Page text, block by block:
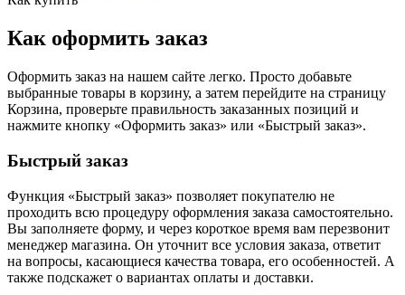
Как оформить заказ
Оформить заказ на нашем сайте легко. Просто добавьте
выбранные товары в корзину, а затем перейдите на страницу
Корзина, проверьте правильность заказанных позиций и
нажмите кнопку «Оформить заказ» или «Быстрый заказ».
Быстрый заказ
Функция «Быстрый заказ» позволяет покупателю не
проходить всю процедуру оформления заказа самостоятельно.
Вы заполняете форму, и через короткое время вам перезвонит
менеджер магазина. Он уточнит все условия заказа, ответит
на вопросы, касающиеся качества товара, его особенностей. А
также подскажет о вариантах оплаты и доставки.